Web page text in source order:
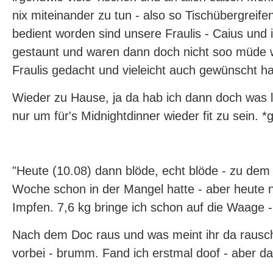
nix miteinander zu tun - also so
bedient worden sind unsere Fraulis - Caius und
gestaunt und waren dann doch nicht soo müde
Fraulis gedacht und vieleicht auch gewünscht
Wieder zu Hause, ja da hab ich dann doch was
nur um für's Midnightdinner wieder fit zu sein.
"Heute (10.08) dann blöde, echt blöde - zu
Woche schon in der Mangel hatte - aber heute
Impfen. 7,6 kg bringe ich schon auf die Waage
Nach dem Doc raus und was meint ihr da
vorbei - brumm. Fand ich erstmal doof - aber